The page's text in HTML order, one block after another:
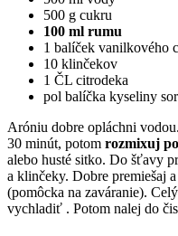
500 g cukru
100 ml rumu
1 balíček vanilkového
10 klinčekov
1 ČL citrodeka
pol balíčka kyseliny
Aróniu dobre opláchni
30 minút, potom rozmixuj
alebo husté sitko. Do šťavy
a klinčeky. Dobre premiešaj
(pomôcka na zaváranie).
vychladiť . Potom nalej do